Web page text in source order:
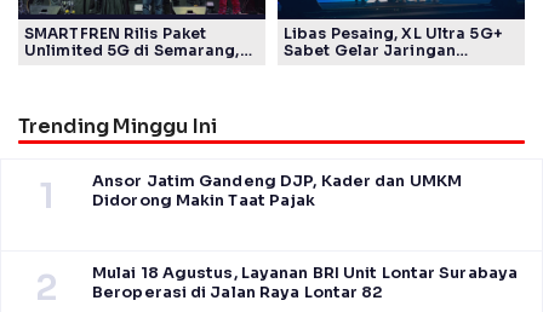
SMARTFREN Rilis Paket
Unlimited 5G di Semarang,
Libas Pesaing, XL Ultra 5G+
Sabet Gelar Jaringan
Trending Minggu Ini
1
Ansor Jatim Gandeng DJP, Kader dan UMKM
Didorong Makin Taat Pajak
2
Mulai 18 Agustus, Layanan BRI Unit Lontar Surabaya
Beroperasi di Jalan Raya Lontar 82